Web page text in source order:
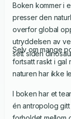
Boken kommer i
presser den
overfor global
utryddelsen av
sett siden
Selv om mange
fortsatt raskt i gal
naturen har ikke
I boken har et
én antropolog